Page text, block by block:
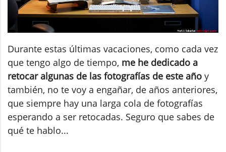
Durante estas últimas vacaciones, como cada vez
que tengo algo de tiempo, me he dedicado a
retocar algunas de las fotografías de este año y
también, no te voy a engañar, de años anteriores,
que siempre hay una larga cola de fotografías
esperando a ser retocadas. Seguro que sabes de
qué te hablo...